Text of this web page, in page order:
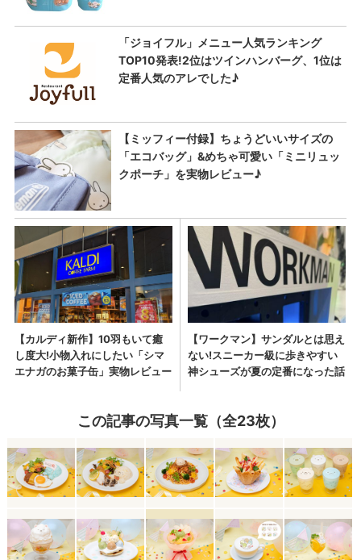
この記事の写真一覧（全23枚）